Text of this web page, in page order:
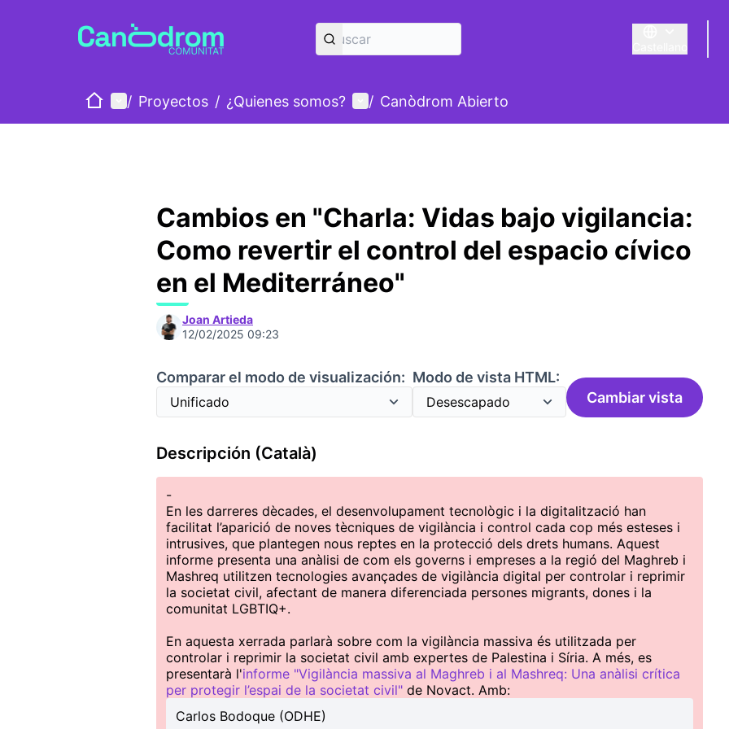
Triar la llengua
InicioMenú principal
/ Proyectos / ¿Quienes somos? Menú de usuario
/ Canòdrom Abierto
Cambios en "Charla: Vidas bajo vigilancia:
Como revertir el control del espacio cívico
en el Mediterráneo"
Joan Artieda
12/02/2025 09:23
Comparar el modo de visualización: Modo de vista HTML:
Cambiar vista
Descripción (Català)
-
En les darreres dècades, el desenvolupament tecnològic i la digitalització han
facilitat l’aparició de noves tècniques de vigilància i control cada cop més esteses i
intrusives, que plantegen nous reptes en la protecció dels drets humans. Aquest
informe presenta una anàlisi de com els governs i empreses a la regió del Maghreb i
Mashreq utilitzen tecnologies avançades de vigilància digital per controlar i reprimir
la societat civil, afectant de manera diferenciada persones migrants, dones i la
comunitat LGBTIQ+.
En aquesta xerrada parlarà sobre com la vigilància massiva és utilitzada per
controlar i reprimir la societat civil amb expertes de Palestina i Síria. A més, es
presentarà l'informe "Vigilància massiva al Maghreb i al Mashreq: Una anàlisi crítica
per protegir l’espai de la societat civil" de Novact. Amb:
Carlos Bodoque (ODHE)